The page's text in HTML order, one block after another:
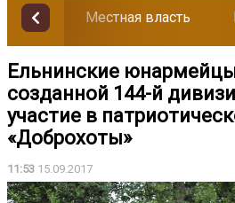
Местная власть
Ельнинские
созданной 144-й
участие в
«Доброхоты»
11:53 15.09.2017